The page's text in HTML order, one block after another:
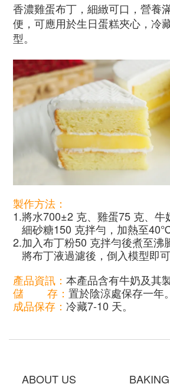
香濃雞蛋布丁，細緻可口，營養
便，可應用於生日蛋糕夾心，冷
型。
製作方法：
1.將水700±2 克、雞蛋75 克、牛
細砂糖150 克拌勻，加熱至40℃
2.加入布丁粉50 克拌勻後煮至沸
將布丁液過濾後，倒入模型即可
產品資訊： 本產品含有牛奶及其製
儲 存： 置於陰涼處保存一年。
成品保存： 冷藏7-10 天。
ABOUT US BAKING